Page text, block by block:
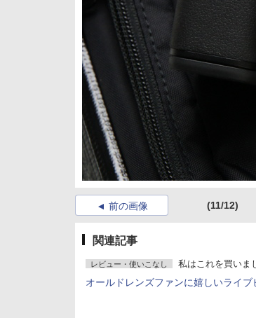
前の画像 (11/12)
関連記事
レビュー・使いこなし 私はこれを買いま
オールドレンズファンに嬉しいライ